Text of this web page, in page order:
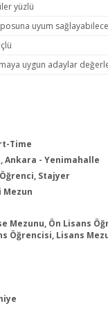
yüzlü
uyum
uygun adaylar
Time
Ankara - Yenimahalle
Öğrenci, Stajyer
Mezun
Mezunu, Ön Lisans
Öğrencisi, Lisans